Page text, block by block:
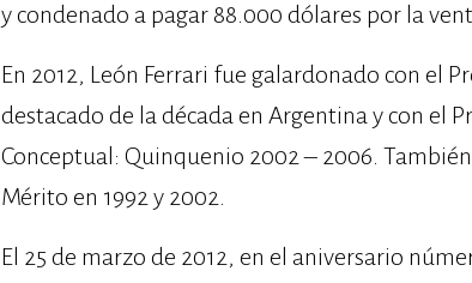
y condenado a pagar 88.000 dólares por la
En 2012, León Ferrari fue galardonado con el
destacado de la década en Argentina y con el
Conceptual: Quinquenio 2002 – 2006.
Mérito en 1992 y 2002.
El 25 de marzo de 2012, en el aniversario